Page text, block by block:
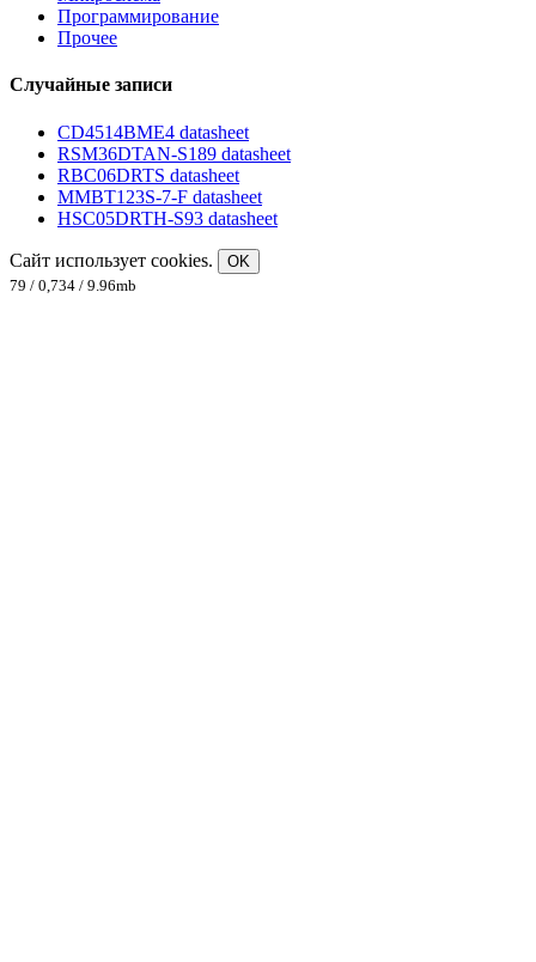
Программирование
Прочее
Случайные записи
CD4514BME4 datasheet
RSM36DTAN-S189 datasheet
RBC06DRTS datasheet
MMBT123S-7-F datasheet
HSC05DRTH-S93 datasheet
Сайт использует cookies.
OK
79 / 0,734 / 9.96mb